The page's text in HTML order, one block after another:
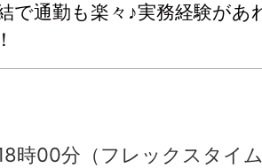
で通勤も楽々♪実務経験があ
時00分（フレックスタイ